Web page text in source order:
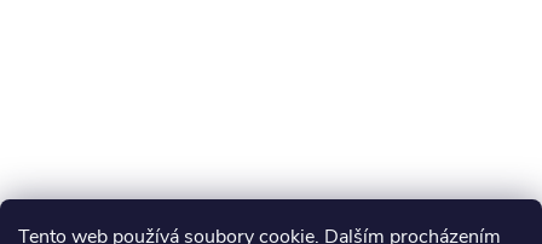
Tento web používá soubory cookie. Dalším procházením